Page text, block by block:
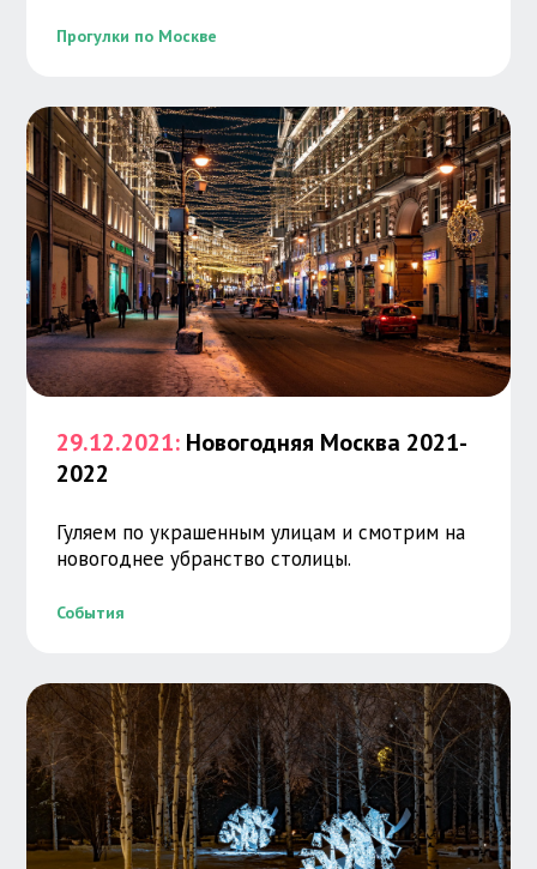
Прогулки по Москве
29.12.2021: Новогодняя Москва 2021-
2022
Гуляем по украшенным улицам и смотрим на
новогоднее убранство столицы.
События